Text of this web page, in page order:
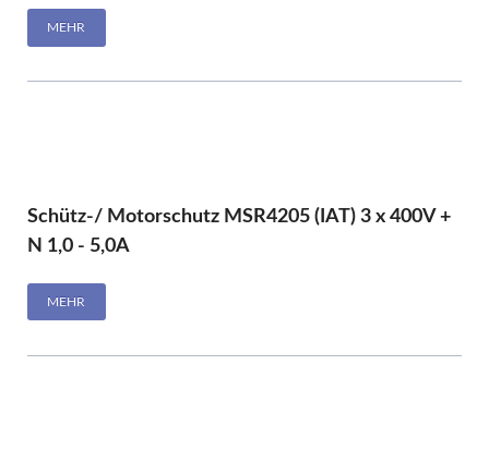
MEHR
Schütz-/ Motorschutz MSR4205 (IAT) 3 x 400V +
N 1,0 - 5,0A
MEHR